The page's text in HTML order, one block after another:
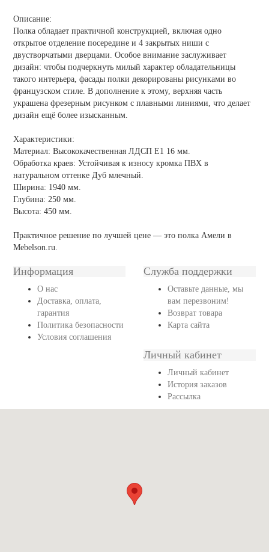
Описание:
Полка обладает практичной конструкцией, включая одно
открытое отделение посередине и 4 закрытых ниши с
двустворчатыми дверцами. Особое внимание заслуживает
дизайн: чтобы подчеркнуть милый характер обладательницы
такого интерьера, фасады полки декорированы рисунками во
французском стиле. В дополнение к этому, верхняя часть
украшена фрезерным рисунком с плавными линиями, что делает
дизайн ещё более изысканным.
Характеристики:
Материал: Высококачественная ЛДСП Е1 16 мм.
Обработка краев: Устойчивая к износу кромка ПВХ в
натуральном оттенке Дуб млечный.
Ширина: 1940 мм.
Глубина: 250 мм.
Высота: 450 мм.
Практичное решение по лучшей цене — это полка Амели в
Mebelson.ru.
Информация
О нас
Доставка, оплата,
гарантия
Политика безопасности
Условия соглашения
Служба поддержки
Оставьте данные, мы
вам перезвоним!
Возврат товара
Карта сайта
Личный кабинет
Личный кабинет
История заказов
Рассылка